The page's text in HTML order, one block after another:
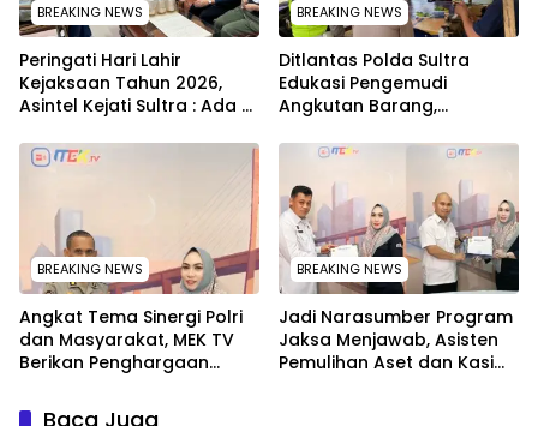
BREAKING NEWS
Peringati Hari Lahir
Kejaksaan Tahun 2026,
Asintel Kejati Sultra : Ada
sampai Adhyaksa Run
BREAKING NEWS
Ditlantas Polda Sultra
Edukasi Pengemudi
Angkutan Barang,
Kendaraan Demi
BREAKING NEWS
Angkat Tema Sinergi Polri
dan Masyarakat, MEK TV
Berikan Penghargaan
melalui Kabid Humas
BREAKING NEWS
Jadi Narasumber Program
Jaksa Menjawab, Asisten
Pemulihan Aset dan Kasi
Baca Juga